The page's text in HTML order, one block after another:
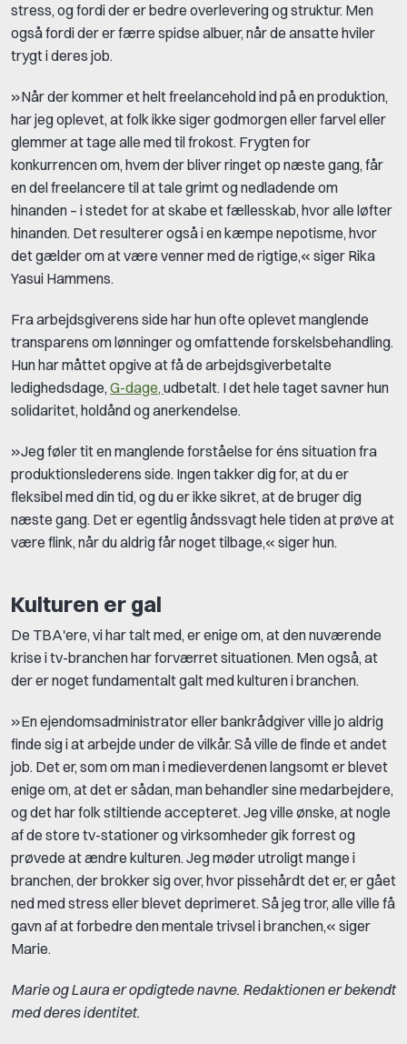
stress, og fordi der er bedre overlevering og struktur. Men
også fordi der er færre spidse albuer, når de ansatte hviler
trygt i deres job.
»Når der kommer et helt freelancehold ind på en produktion,
har jeg oplevet, at folk ikke siger godmorgen eller farvel eller
glemmer at tage alle med til frokost. Frygten for
konkurrencen om, hvem der bliver ringet op næste gang, får
en del freelancere til at tale grimt og nedladende om
hinanden – i stedet for at skabe et fællesskab, hvor alle løfter
hinanden. Det resulterer også i en kæmpe nepotisme, hvor
det gælder om at være venner med de rigtige,« siger Rika
Yasui Hammens.
Fra arbejdsgiverens side har hun ofte oplevet manglende
transparens om lønninger og omfattende forskelsbehandling.
Hun har måttet opgive at få de arbejdsgiverbetalte
ledighedsdage, G-dage, udbetalt. I det hele taget savner hun
solidaritet, holdånd og anerkendelse.
»Jeg føler tit en manglende forståelse for éns situation fra
produktionslederens side. Ingen takker dig for, at du er
fleksibel med din tid, og du er ikke sikret, at de bruger dig
næste gang. Det er egentlig åndssvagt hele tiden at prøve at
være flink, når du aldrig får noget tilbage,« siger hun.
Kulturen er gal
De TBA'ere, vi har talt med, er enige om, at den nuværende
krise i tv-branchen har forværret situationen. Men også, at
der er noget fundamentalt galt med kulturen i branchen.
»En ejendomsadministrator eller bankrådgiver ville jo aldrig
finde sig i at arbejde under de vilkår. Så ville de finde et andet
job. Det er, som om man i medieverdenen langsomt er blevet
enige om, at det er sådan, man behandler sine medarbejdere,
og det har folk stiltiende accepteret. Jeg ville ønske, at nogle
af de store tv-stationer og virksomheder gik forrest og
prøvede at ændre kulturen. Jeg møder utroligt mange i
branchen, der brokker sig over, hvor pissehårdt det er, er gået
ned med stress eller blevet deprimeret. Så jeg tror, alle ville få
gavn af at forbedre den mentale trivsel i branchen,« siger
Marie.
Marie og Laura er opdigtede navne. Redaktionen er bekendt
med deres identitet.